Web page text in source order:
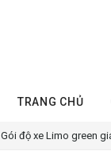
TRANG CHỦ
Gói độ xe Limo green